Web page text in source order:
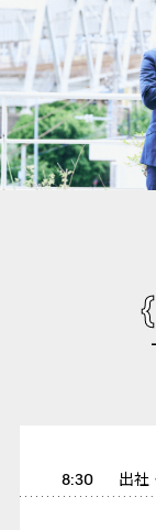
8:30 出社